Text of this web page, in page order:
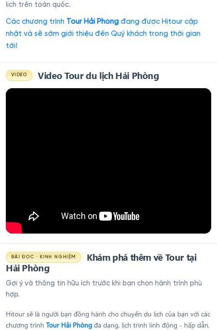
lịch trên toàn quốc.
Các chương trình Tour Hải Phòng đang được Hitour cập
nhật và sẽ sớm giới thiệu đến Quý khách trong thời gian
tới!
VIDEO Video Tour du lịch Hải Phòng
BÀI ĐỌC · KINH NGHIỆM
Khám phá thêm về Tour tại
Hải Phòng
Gợi ý và thông tin hữu ích trước khi bạn chọn hành trình phù
hợp.
Hitour sẽ là người bạn đồng hành cho chuyến du lịch của bạn với các
chương trình Tour Hải Phòng đa dạng, lịch trình linh động - hấp dẫn,